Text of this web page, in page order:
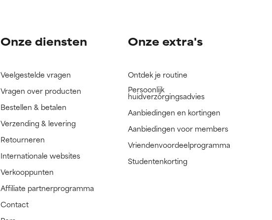
Onze diensten
Veelgestelde vragen
Vragen over producten
Bestellen & betalen
Verzending & levering
Retourneren
Internationale websites
Verkooppunten
Affiliate partnerprogramma
Contact
Onze extra's
Ontdek je routine
Persoonlijk
huidverzorgingsadvies
Aanbiedingen en kortingen
Aanbiedingen voor members
Vriendenvoordeelprogramma
Studentenkorting